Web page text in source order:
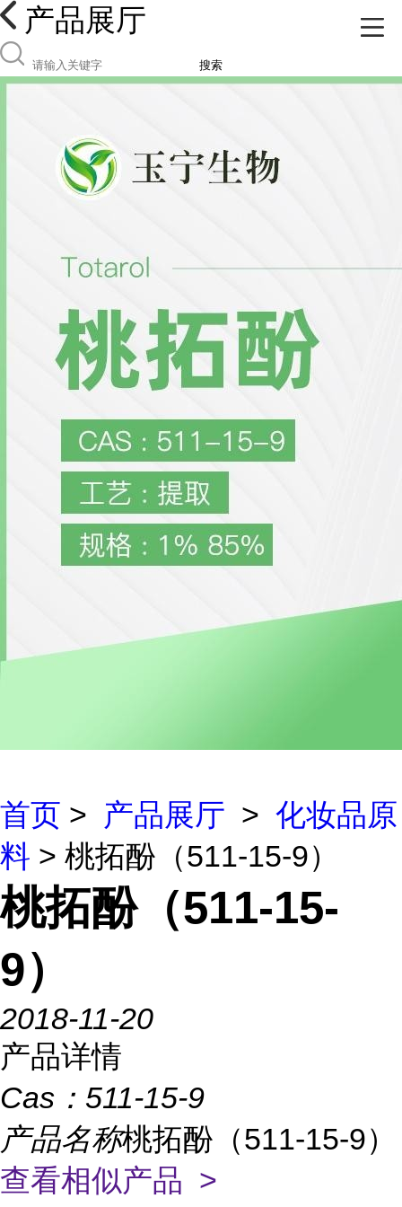
产品展厅
搜索
首页 > 产品展厅 > 化妆品原
料 > 桃拓酚（511-15-9）
桃拓酚（511-15-
9）
2018-11-20
产品详情
Cas： 511-15-9
产品名称桃拓酚（511-15-9）
查看相似产品 >